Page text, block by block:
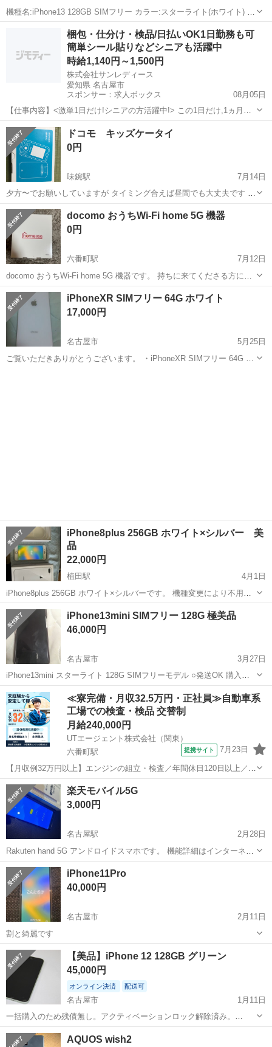
機種名:iPhone13 128GB SIMフリー カラー:スターライト(ホワイト) 容
量:128GB バッテリー:74% 購入したキャリア:docomo 付属品:写真に
あるものです。 (充電ケーブルは新品未使用です。) ...
名古屋市 小田井駅 ドコモ 端末
梱包・仕分け・検品/日払いOK1日勤務も可
簡単シール貼りなどシニアも活躍中
時給1,140円～1,500円
株式会社サンレディース
愛知県 名古屋市
スポンサー：求人ボックス
08月05日
【仕事内容】<激単1日だけ!シニアの方活躍中!> この1日だけ,1ヵ月間
だけ,4時間だけなど あなた優先で自由に決めれます! シニア・60代・
70代の方を 積極的に採用中 たくさんご活躍いただいてます こんなお
仕事をお願いします!...
アルバイト・パート
ドコモ キッズケータイ
0円
味鋺駅
7月14日
夕方〜でお願いしていますが タイミング合えば昼間でも大丈夫です 新
品未使用ですが動作確認とっていません。 撮影のために開封しまし
た。 型番、お色は画像参照 無料でのお渡してますのでノークレームで
お願いします すぐに...
愛知 名古屋市 味鋺駅 ドコモ キッズケータイ
docomo おうちWi-Fi home 5G 機器
0円
六番町駅
7月12日
docomo おうちWi-Fi home 5G 機器です。 持ちに来てくださる方に差
し上げます。 キャリアを乗り換えたので不用になりました。docomo
さんに相談したら、欲しい人にあげて良いとのことでした。 ですが、
こ...
愛知 名古屋市 ドコモ
iPhoneXR SIMフリー 64G ホワイト
17,000円
名古屋市
5月25日
ご覧いただきありがとうございます。 ・iPhoneXR SIMフリー 64G ホ
iPhone8plus 256GB ホワイト×シルバー 美
品
22,000円
植田駅
4月1日
iPhone8plus 256GB ホワイト×シルバーです。 機種変更により不用と
なりましたので出品致します。 キャリアはdocomoにて使用しており
ました。SIMロックは解除してあります。 R6・3/30初期化致しまし
た。...
愛知 名古屋市 iPhone8
iPhone13mini SIMフリー 128G 極美品
46,000円
名古屋市
3月27日
iPhone13mini スターライト 128G SIMフリーモデル ○発送OK 購入
後、約半年使用です。 バッテリー90% 不具合一切なし。 オマケで
COACHのカバー付。(使用感あり) ガラスフィルム・...
愛知 名古屋市 ドコモ COACH
≪寮完備・月収32.5万円・正社員≫自動車系
工場での検査・検品 交替制
月給240,000円
UTエージェント株式会社（関東）
六番町駅
提携サイト 7月23日
【月収例32万円以上】エンジンの組立・検査／年間休日120日以上／未
経験から正社員も目指せる！《JBAO1C》 詳細情報 ＼大手メーカーで
の小型車用エンジンの組立・加工など♪／ ☆製造経験を生かせます！
丁寧な研修と指...
愛知 名古屋市 六番町駅
楽天モバイル5G
3,000円
名古屋駅
2月28日
Rakuten hand 5G アンドロイドスマホです。 機能詳細はインターネッ
トよりお調べください。 動作確認済み、前日まで半年ほど使用しまし
ました。 大きな傷などはないです。 値下げはしません 画面は有機
EL...
愛知 名古屋市
iPhone11Pro
40,000円
名古屋市
2月11日
割と綺麗です
愛知 名古屋市 ドコモ
【美品】iPhone 12 128GB グリーン
45,000円
オンライン決済 配送可
名古屋市
1月11日
一括購入のため残債無し。アクティベーションロック解除済み。
iFace、カメラ等の動作も問題なし。 常時、画面ガラスフィルム&背面
ケースをつけて大切に使用してましたので目立つ傷無しです。 発送時
愛知 名古屋市
AQUOS wish2